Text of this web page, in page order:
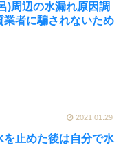
)周辺の水漏れ原因調
者に騙されないため
2021.01.29
を止めた後は自分で水